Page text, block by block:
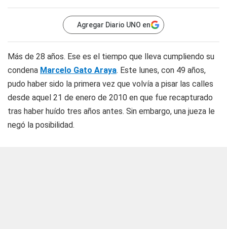
Agregar Diario UNO en
Más de 28 años. Ese es el tiempo que lleva cumpliendo su
condena Marcelo Gato Araya. Este lunes, con 49 años,
pudo haber sido la primera vez que volvía a pisar las calles
desde aquel 21 de enero de 2010 en que fue recapturado
tras haber huído tres años antes. Sin embargo, una jueza le
negó la posibilidad.